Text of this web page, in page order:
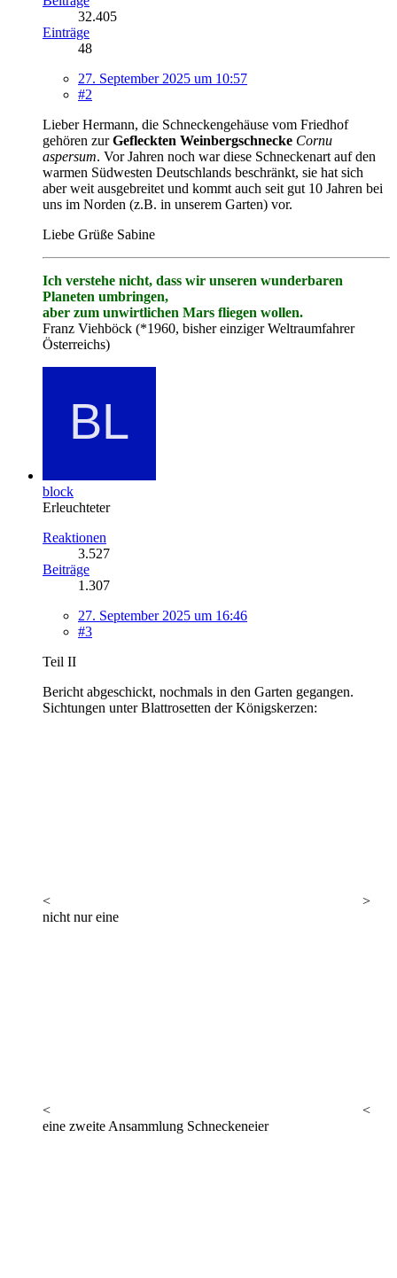
32.405
Einträge
48
27. September 2025 um 10:57
#2
Lieber Hermann, die Schneckengehäuse vom Friedhof
gehören zurGefleckten Weinbergschnecke Cornu
aspersum. Vor Jahren noch war diese Schneckenart auf den
warmen Südwesten Deutschlands beschränkt, sie hat sich
aber weit ausgebreitet und kommt auch seit gut 10 Jahren bei
uns im Norden (z.B. in unserem Garten) vor.
Liebe Grüße Sabine
Ich verstehe nicht, dass wir unseren wunderbaren
Planeten umbringen,
aber zum unwirtlichen Mars fliegen wollen.
Franz Viehböck (*1960, bisher einziger Weltraumfahrer
Österreichs)
block
Erleuchteter
Reaktionen
3.527
Beiträge
1.307
27. September 2025 um 16:46
#3
Teil II
Bericht abgeschickt, nochmals in den Garten gegangen.
Sichtungen unter Blattrosetten der Königskerzen:
<
>
nicht nur eine
<
<
eine zweite Ansammlung Schneckeneier